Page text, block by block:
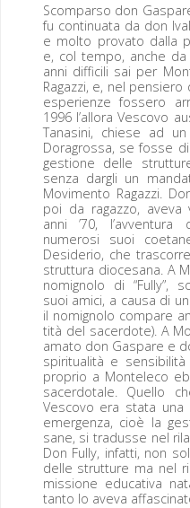
Scom­par­so don
fu con­tin­u­a­ta da don
e molto prova­to dal­la
e, col tem­po, anche
anni dif­fi­cili sai per
Ragazzi, e, nel
espe­rien­ze fos­sero
1996 l’allora Vesco­vo
Tanasi­ni, chiese ad
Dor­a­grossa, se fos­se
ges­tione delle
sen­za dar­gli un
Movi­men­to Ragazzi.
poi da ragaz­zo, ave­va
anni ’70,
numerosi suoi
Deside­rio, che
strut­tura dioce­sana. A
nomigno­lo di “Ful­ly”,
suoi ami­ci, a causa di
il nomigno­lo com­pare
tità del sac­er­dote). A
ama­to don Gas­pare e
spir­i­tu­al­ità e
pro­prio a Mon­t­ele­co
sac­er­do­tale. Quel­lo
Vesco­vo era sta­ta
emer­gen­za, cioè la
sane, si tradusse nel
Don Ful­ly, infat­ti, non
delle strut­ture ma nel
mis­sione educa­ti­va
tan­to lo ave­va